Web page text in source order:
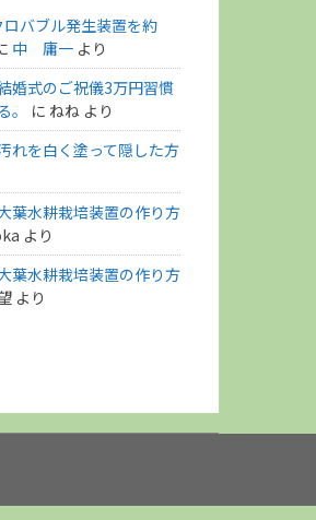
ロバブル発生装置を約
中 庸一 より
婚式のご祝儀3万円習慣
に ねね より
れを白く塗って隠した方
葉水耕栽培装置の作り方
より
葉水耕栽培装置の作り方
より